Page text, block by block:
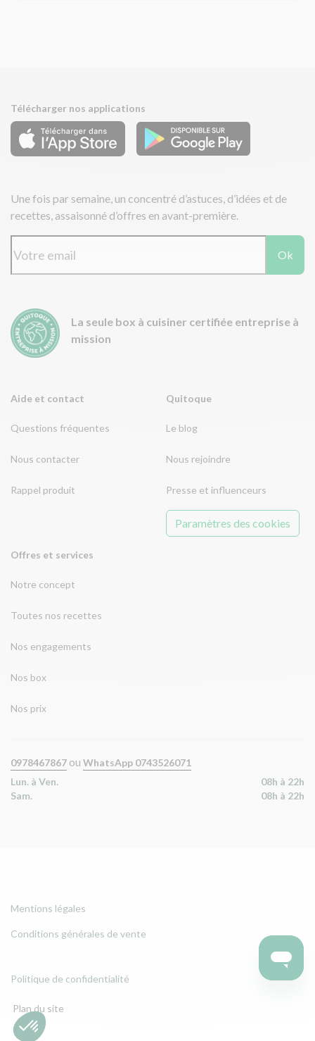
Aide et contact
Questions fréquentes
Nous contacter
Rappel produit
Offres et services
Notre concept
Toutes nos recettes
Nos engagements
Nos box
Nos prix
Quitoque
Le blog
Nous rejoindre
Presse et influenceurs
Paramètres des cookies
Télécharger nos applications
Une fois par semaine, un concentré d’astuces, d’idées et de
recettes, assaisonné d’offres en avant-première.
Ok
La seule box à cuisiner certifiée entreprise à
mission
0978467867 ou WhatsApp 0743526071
Lun. à Ven.
08h à 22h
Sam.
08h à 22h
Mentions légales
Conditions générales de vente
Politique de confidentialité
Plan du site